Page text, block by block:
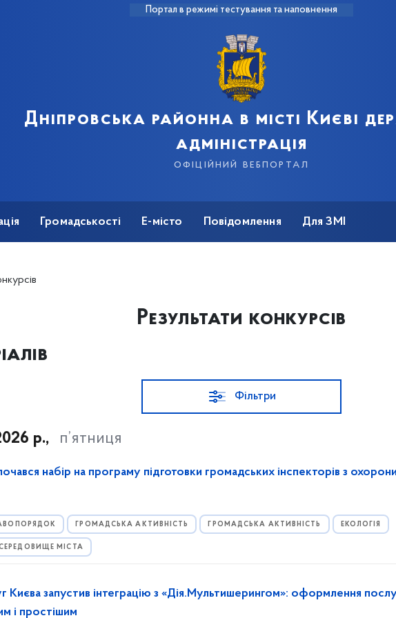
Портал в режимі тестування та наповнення
Дніпровська районна в місті Києві
адміністрація
офіційний вебпортал
Громадськості Е-місто Повідомлення Для ЗМІ
Результати конкурсів
Фільтри
р., п’ятниця
набір на програму підготовки громадських інспекторів з
ГРОМАДСЬКА АКТИВНІСТЬ ГРОМАДСЬКА АКТИВНІСТЬ ЕКОЛОГІЯ
МІСТА
Києва запустив інтеграцію з «Дія.Мультишерингом»: оформлення
і простішим